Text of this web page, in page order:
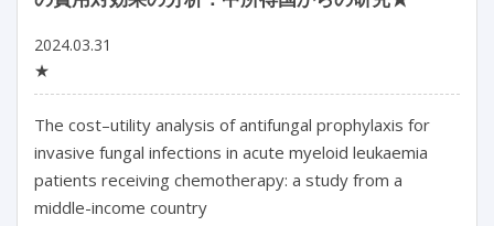
2024.03.31
★
The cost–utility analysis of antifungal prophylaxis for
invasive fungal infections in acute myeloid leukaemia
patients receiving chemotherapy: a study from a
middle-income country